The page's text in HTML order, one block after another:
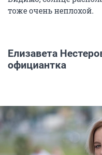
тоже очень неплохой.
Елизавета
официантка